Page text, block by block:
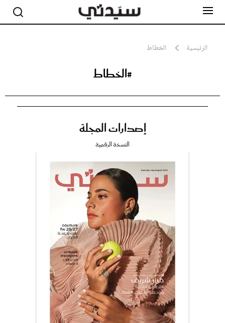
الرئيسية الخطاط
#الخطاط
إصدارات المجلة
النسخة الرقمية
جمال
صحة ورشاقة
عروس سيدتي